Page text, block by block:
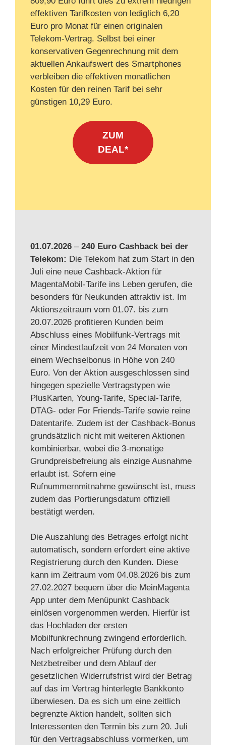
effektiven Tarifkosten von lediglich 6,20
Euro pro Monat für einen originalen
Telekom-Vertrag. Selbst bei einer
konservativen Gegenrechnung mit dem
aktuellen Ankaufswert des Smartphones
verbleiben die effektiven monatlichen
Kosten für den reinen Tarif bei sehr
günstigen 10,29 Euro.
ZUM
DEAL*
01.07.2026 – 240 Euro Cashback bei der
Telekom: Die Telekom hat zum Start in den
Juli eine neue Cashback-Aktion für
MagentaMobil-Tarife ins Leben gerufen, die
besonders für Neukunden attraktiv ist. Im
Aktionszeitraum vom 01.07. bis zum
20.07.2026 profitieren Kunden beim
Abschluss eines Mobilfunk-Vertrags mit
einer Mindestlaufzeit von 24 Monaten von
einem Wechselbonus in Höhe von 240
Euro. Von der Aktion ausgeschlossen sind
hingegen spezielle Vertragstypen wie
PlusKarten, Young-Tarife, Special-Tarife,
DTAG- oder For Friends-Tarife sowie reine
Datentarife. Zudem ist der Cashback-Bonus
grundsätzlich nicht mit weiteren Aktionen
kombinierbar, wobei die 3-monatige
Grundpreisbefreiung als einzige Ausnahme
erlaubt ist. Sofern eine
Rufnummernmitnahme gewünscht ist, muss
zudem das Portierungsdatum offiziell
bestätigt werden.
Die Auszahlung des Betrages erfolgt nicht
automatisch, sondern erfordert eine aktive
Registrierung durch den Kunden. Diese
kann im Zeitraum vom 04.08.2026 bis zum
27.02.2027 bequem über die MeinMagenta
App unter dem Menüpunkt Cashback
einlösen vorgenommen werden. Hierfür ist
das Hochladen der ersten
Mobilfunkrechnung zwingend erforderlich.
Nach erfolgreicher Prüfung durch den
Netzbetreiber und dem Ablauf der
gesetzlichen Widerrufsfrist wird der Betrag
auf das im Vertrag hinterlegte Bankkonto
überwiesen. Da es sich um eine zeitlich
begrenzte Aktion handelt, sollten sich
Interessenten den Termin bis zum 20. Juli
für den Vertragsabschluss vormerken, um